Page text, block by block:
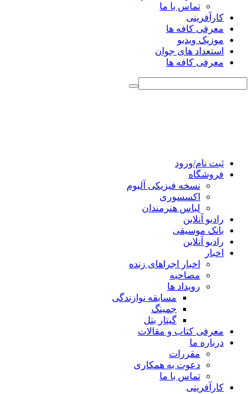
تماس با ما
کارآفرینی
معرفی کافه ها
موزیک ویدیو
استعداد های جوان
معرفی کافه ها
ثبت نام/ورود
فروشگاه
نسخه فیزیکی آلبوم
اکسسوری
لباس هنرمندان
رادیو آنلاین
بانک موسیقی
رادیو آنلاین
اخبار
اخبار اجراهای زنده
مصاحبه
رویداد ها
مسابقه نوازندگی
جمینگ
گیتار بتل
معرفی کتاب و مقالات
درباره ما
مقررات
دعوت به همکاری
تماس با ما
کارآفرینی